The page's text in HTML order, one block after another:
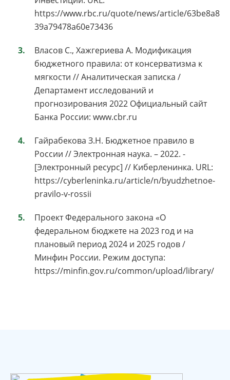
https://www.rbc.ru/quote/news/article/63be8a8
39a79478a60e73436
Власов С., Хажгериева А. Модификация
бюджетного правила: от консерватизма к
мягкости // Аналитическая записка /
Департамент исследований и
прогнозирования 2022 Официальный сайт
Банка России: www.cbr.ru
Гайрабекова З.Н. Бюджетное правило в
России // Электронная наука. – 2022. -
[Электронный ресурс] // Киберленинка. URL:
https://cyberleninka.ru/article/n/byudzhetnoe-
pravilo-v-rossii
Проект Федерального закона «О
федеральном бюджете на 2023 год и на
плановый период 2024 и 2025 годов /
Минфин России. Режим доступа:
https://minfin.gov.ru/common/upload/library/